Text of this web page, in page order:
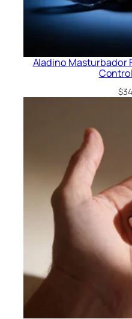
Aladino Masturbador
$